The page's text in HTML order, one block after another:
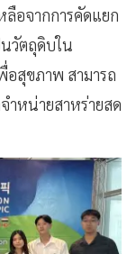
อจากการคัดแยก
วัตถุดิบใน
อสุขภาพ สามารถ
ำหน่ายสาหร่ายสด